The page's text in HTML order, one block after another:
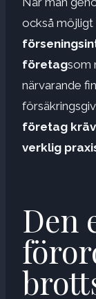
också
företagsom
närvarande
företag
verklig
Den